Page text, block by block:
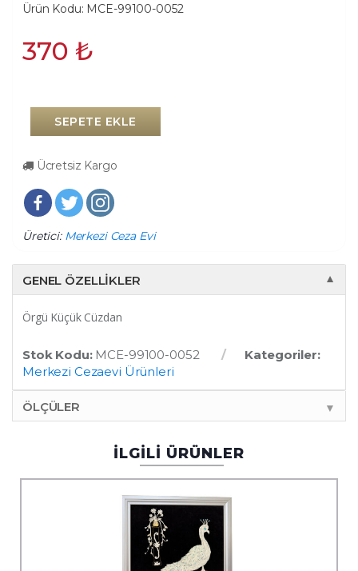
Ürün Kodu: MCE-99100-0052
370 ₺
SEPETE EKLE
Ücretsiz Kargo
Üretici: Merkezi Ceza Evi
GENEL ÖZELLIKLER ▼
Örgü Küçük Cüzdan
Stok Kodu: MCE-99100-0052
Kategoriler:
Merkezi Cezaevi Ürünleri
ÖLÇÜLER ▼
İLGİLİ ÜRÜNLER